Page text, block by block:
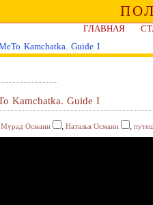
ГЛАВНАЯ
Kamchatka. Guide I
Kamchatka. Guide I
Мурад Османн , Наталья Османн ,